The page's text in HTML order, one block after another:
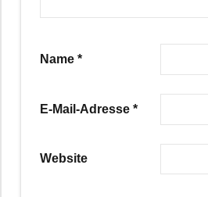
Name *
E-Mail-Adresse *
Website